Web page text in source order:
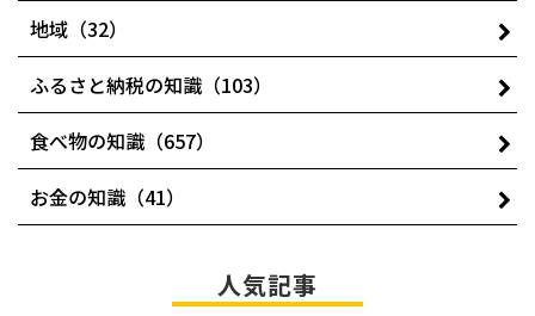
地域（32）
ふるさと納税の知識（103）
食べ物の知識（657）
お金の知識（41）
人気記事